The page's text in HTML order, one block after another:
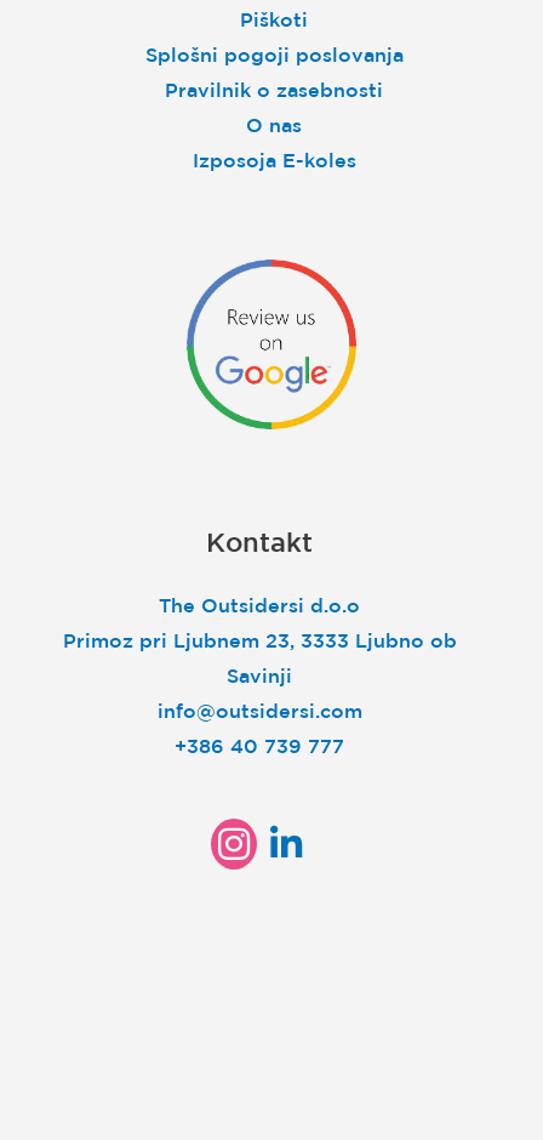
Piškoti
Splošni pogoji poslovanja
Pravilnik o zasebnosti
O nas
Izposoja E-koles
Kontakt
The Outsidersi d.o.o
Primoz pri Ljubnem 23, 3333 Ljubno ob
Savinji
info@outsidersi.com
+386 40 739 777